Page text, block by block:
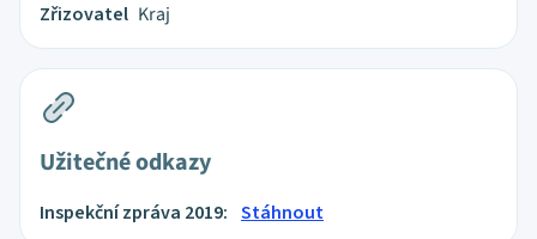
Zřizovatel Kraj
Užitečné odkazy
Inspekční zpráva 2019: Stáhnout